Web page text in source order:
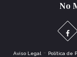
No
Aviso Legal - Política de